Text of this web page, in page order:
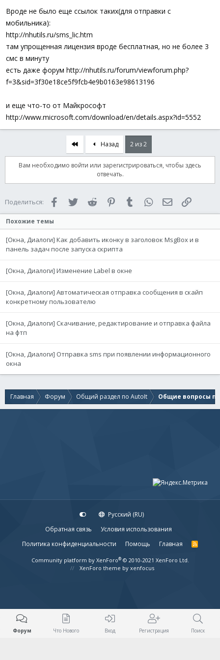
Вроде не было еще ссылок таких(для отправки с
мобильника):
http://nhutils.ru/sms_lic.htm
там упрощенная лицензия вроде бесплатная, но не более 3
смс в минуту
есть даже форум http://nhutils.ru/forum/viewforum.php?
f=3&sid=3f30e18ce5f9fcb4e9b0163e98613196
и еще что-то от Майкрософт
http://www.microsoft.com/download/en/details.aspx?id=5552
Первый Назад 2 из 2
Вам необходимо войти или зарегистрироваться, чтобы здесь
отвечать.
Поделиться: FacebookTwitter Reddit PinterestTumblr WhatsAppЭлектронная
Похожие темы
[Окна, Диалоги] Как добавить иконку в заголовок MsgBox и в
панель задач после запуска скрипта
[Окна, Диалоги] Изменение Label в окне
[Окна, Диалоги] Автоматическая отправка сообщения в скайп
конкретному пользователю
[Окна, Диалоги] Скачивание, редактирование и отправка файла
на фтп
[Окна, Диалоги] Отправка sms при появлении информационного
окна
Главная Форум Общий раздел по AutoIt Общие вопросы
Русский (RU)
Обратная связь
Условия использования
Политика конфиденциальности
Помощь Главная
R
S
Community platform by XenForo® © 2010-2021 XenForo Ltd.
XenForo theme by xenfocus
Форум Что Нового Вход Регистрация Поиск